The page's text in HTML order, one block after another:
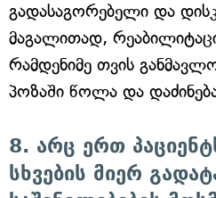
გადასაგორებელი და
მაგალითად,
რამდენიმე თვის
პოზაში წოლა და
8. არც ერთ
სხვების მიერ